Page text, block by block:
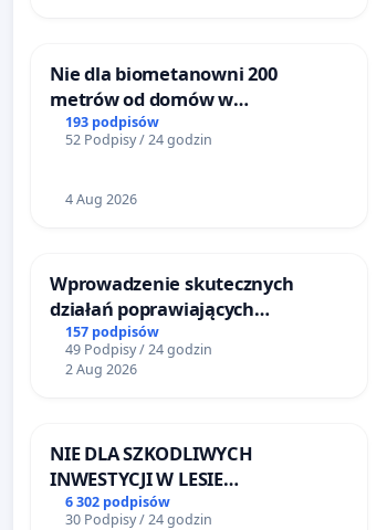
Nie dla biometanowni 200
metrów od domów w
Biernatkach, gm. Wądroże
Wielkie
193 podpisów
52 Podpisy / 24 godzin
4 Aug 2026
Wprowadzenie skutecznych
działań poprawiających
bezpieczeństwo na ulicy
Żeromskiego w Otwocku
157 podpisów
49 Podpisy / 24 godzin
2 Aug 2026
NIE DLA SZKODLIWYCH
INWESTYCJI W LESIE
ŁAGIEWNICKIM I ARTURÓWKU
6 302 podpisów
30 Podpisy / 24 godzin